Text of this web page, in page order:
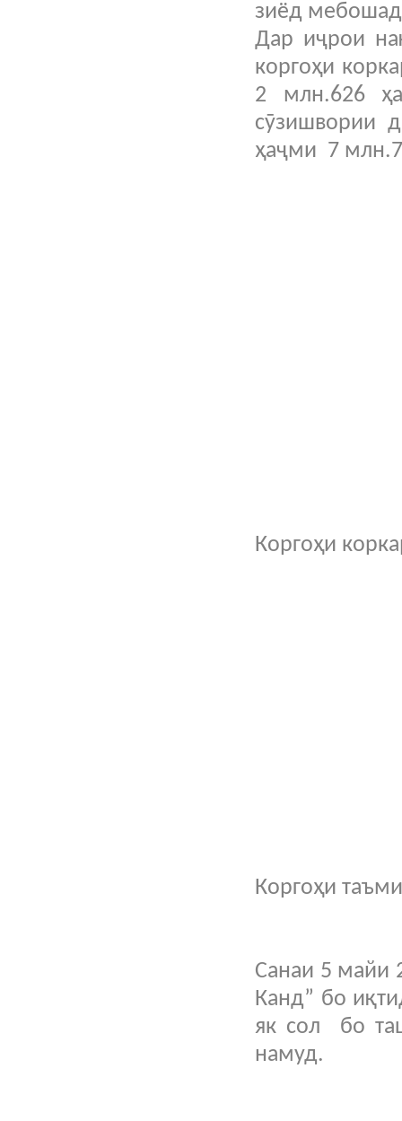
зиёд
Дар иҷрои
коргоҳи
2 млн.626
сӯзишвории
ҳаҷми 7
Коргоҳи
Коргоҳи
Санаи 5 майи
Канд” бо
як сол бо
намуд.